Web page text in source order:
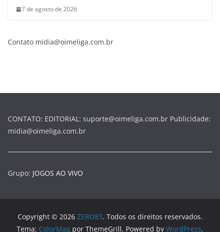
7 de agosto de 2026
Contato midia@oimeliga.com.br
CONTATO: EDITORIAL: suporte@oimeliga.com.br Publicidade:
midia@oimeliga.com.br
Grupo: JOGOS AO VIVO
Copyright © 2026 ZERO83. Todos os direitos reservados.
Tema: ColorMag por ThemeGrill. Powered by WordPress.